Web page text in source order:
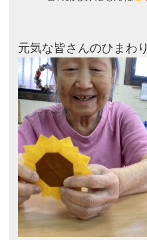
元気な皆さんのひまわり